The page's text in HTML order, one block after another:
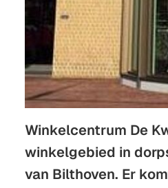
Winkelcentrum De
winkelgebied in
van Bilthoven. Er